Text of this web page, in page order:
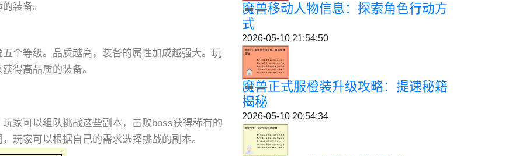
装备。
个等级。品质越高，装备的属性加成越强大。玩
得高品质的装备。
家可以组队挑战这些副本，击败boss获得稀有的
玩家可以根据自己的需求选择挑战的副本。
魔兽移动人物信息：探索角色行动方
式
2026-05-10 21:54:50
魔兽正式服橙装升级攻略：提速秘籍
揭秘
2026-05-10 20:54:34